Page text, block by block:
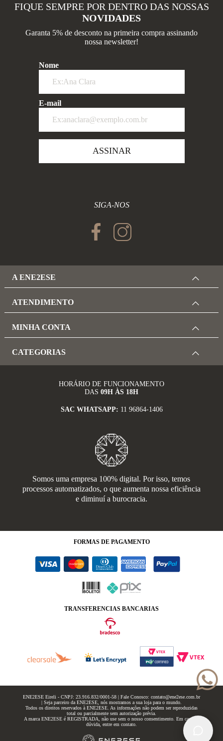
FIQUE SEMPRE POR DENTRO DAS NOSSAS
NOVIDADES
Garanta 5% de desconto na primeira compra assinando
nossa newsletter!
Nome
E-mail
ASSINAR
SIGA-NOS
A ENE2ESE
ATENDIMENTO
MINHA CONTA
CATEGORIAS
HORÁRIO DE FUNCIONAMENTO
DAS 09H ÀS 18H
SAC WHATSAPP: 11 96864-1406
Somos uma empresa 100% digital. Por isso, temos
processos automatizados, o que aumenta nossa eficiência
e diminuí a burocracia.
FORMAS DE PAGAMENTO
TRANSFERENCIAS BANCARIAS
ENE2ESE Eireli - CNPJ: 23.916.832/0001-58 | Fale Conosco: contato@ene2ese.com.br
| Seja parceiro da ENE2ESE, nós mostramos a sua loja para o mundo.
Todos os direitos reservados à ENE2ESE. As informações não podem ser reproduzidas
total ou parcialmente sem autorização prévia.
A marca ENE2ESE é REGISTRADA, não use sem o nosso consentimento. Em caso de
dúvida, entre em contato.